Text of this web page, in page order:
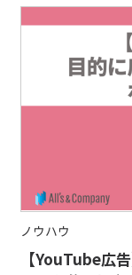
ノウハウ
【YouTube広